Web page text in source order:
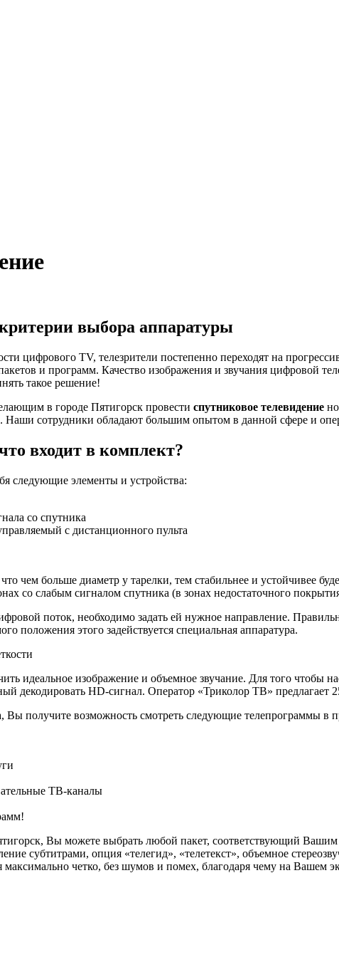
выбора аппаратуры
цифрового TV, телезрители постепенно переходят на
и программ. Качество изображения и звучания цифровой
такое решение!
в городе Пятигорск провести спутниковое телевидение
Наши сотрудники обладают большим опытом в данной сфере и
входит в комплект?
следующие элементы и устройства:
со спутника
с дистанционного пульта
чем больше диаметр у тарелки, тем стабильнее и устойчивее
со слабым сигналом спутника (в зонах недостаточного
поток, необходимо задать ей нужное направление.
положения этого задействуется специальная аппаратура.
идеальное изображение и объемное звучание. Для того чтобы
декодировать HD-сигнал. Оператор «Триколор ТВ»
Вы получите возможность смотреть следующие телепрограммы в
ТВ-каналы
Вы можете выбрать любой пакет, соответствующий
субтитрами, опция «телегид», «телетекст», объемное
четко, без шумов и помех, благодаря чему на Вашем